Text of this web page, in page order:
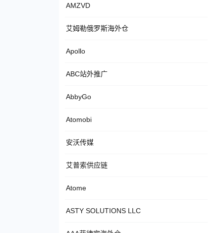
AMZVD
艾姆勒俄罗斯海外仓
Apollo
ABC站外推广
AbbyGo
Atomobi
安沃传媒
艾普索供应链
Atome
ASTY SOLUTIONS LLC